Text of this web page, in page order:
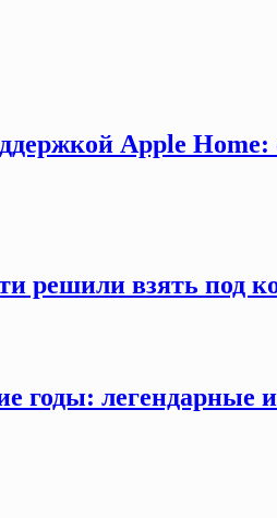
Apple
решили взять под
годы: легендарные